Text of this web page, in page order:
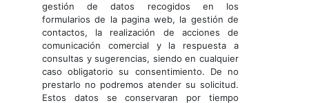
gestión de datos recogidos en los
formularios de la pagina web, la gestión de
contactos, la realización de acciones de
comunicación comercial y la respuesta a
consultas y sugerencias, siendo en cualquier
caso obligatorio su consentimiento. De no
prestarlo no podremos atender su solicitud.
Estos datos se conservaran por tiempo